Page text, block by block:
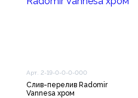
Арт. 2-19-0-0-0-000
Слив-перелив Radomir
Vannesa хром